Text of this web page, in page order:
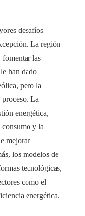
desafíos
La región
fomentar las
han dado
pero la
proceso. La
energética,
y la
mejorar
los modelos de
tecnológicas,
como el
energética.